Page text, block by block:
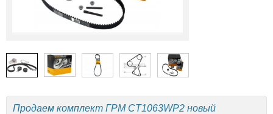
Продаем комплект ГРМ CT1063WP2 новый